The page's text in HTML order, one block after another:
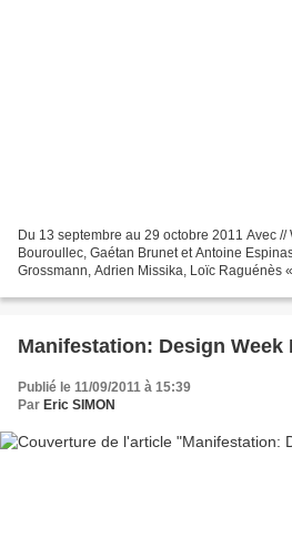
Du 13 septembre au 29 octobre 2011 Avec //
Bouroullec, Gaétan Brunet et Antoine
Grossmann, Adrien Missika, Loïc Raguénès
Manifestation: Design Week
Publié le 11/09/2011 à 15:39
Par Eric SIMON